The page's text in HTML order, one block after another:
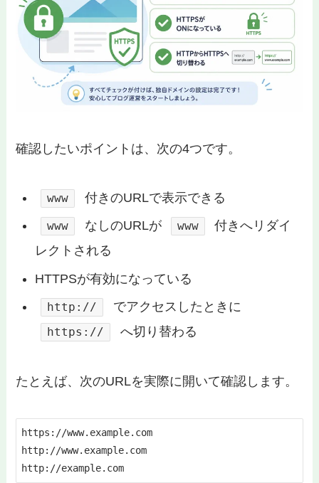
確認したいポイントは、次の4つです。
www 付きのURLで表示できる
www なしのURLが www
付きへリダイ
レクトされる
HTTPSが有効になっている
http:// でアクセスしたときに
https:// へ切り替わる
たとえば、次のURLを実際に開いて確認します。
https://www.example.com
http://www.example.com
http://example.com